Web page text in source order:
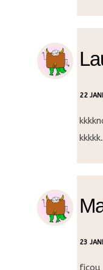
22
23